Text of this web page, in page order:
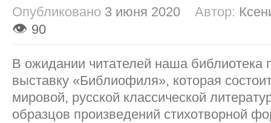
Опубликовано 3 июня 2020 Автор:
👁 90
В ожидании читателей наша библиотека
выставку «Библиофиля», которая
мировой, русской классической
образцов произведений стихотворной